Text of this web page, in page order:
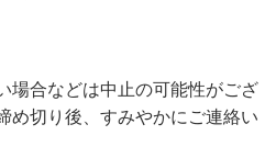
場合などは中止の可能性がござ
め切り後、すみやかにご連絡い